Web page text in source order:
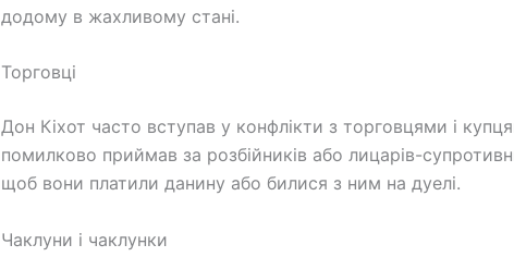
додому в жахливому стані.
Торговці
Дон Кіхот часто вступав у конфлікти з торговцями і
помилково приймав за розбійників або лицарів-
щоб вони платили данину або билися з ним на дуелі.
Чаклуни і чаклунки